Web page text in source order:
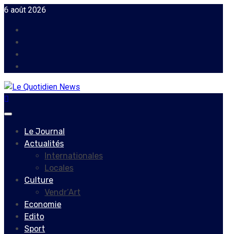
Skip
content
6 août 2026
Primary
Le Journal
Actualités
Internationales
Locales
Culture
Vendr’Art
Economie
Edito
Sport